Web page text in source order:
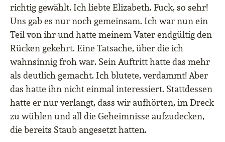
richtig gewählt. Ich liebte Elizabeth. Fuck, so sehr!
Uns gab es nur noch gemeinsam. Ich war nun ein
Teil von ihr und hatte meinem Vater endgültig den
Rücken gekehrt. Eine Tatsache, über die ich
wahnsinnig froh war. Sein Auftritt hatte das mehr
als deutlich gemacht. Ich blutete, verdammt! Aber
das hatte ihn nicht einmal interessiert. Stattdessen
hatte er nur verlangt, dass wir aufhörten, im Dreck
zu wühlen und all die Geheimnisse aufzudecken,
die bereits Staub angesetzt hatten.